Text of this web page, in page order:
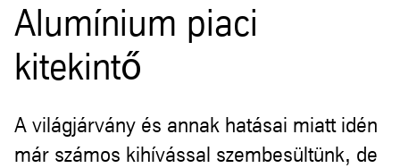
Alumínium piaci
kitekintő
A világjárvány és annak hatásai miatt idén
már számos kihívással szembesültünk, de